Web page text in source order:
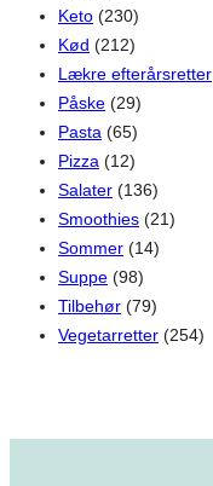
Keto (230)
Kød (212)
Lækre efterårsretter
Påske (29)
Pasta (65)
Pizza (12)
Salater (136)
Smoothies (21)
Sommer (14)
Suppe (98)
Tilbehør (79)
Vegetarretter (254)